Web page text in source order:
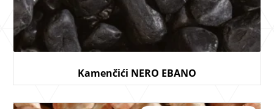
Kamenčići NERO EBANO